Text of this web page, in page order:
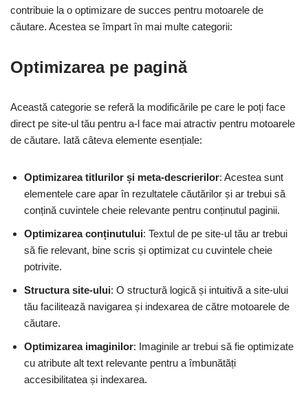
contribuie la o optimizare de succes pentru motoarele de
căutare. Acestea se împart în mai multe categorii:
Optimizarea pe pagină
Această categorie se referă la modificările pe care le poți face
direct pe site-ul tău pentru a-l face mai atractiv pentru motoarele
de căutare. Iată câteva elemente esențiale:
Optimizarea titlurilor și meta-descrierilor: Acestea sunt
elementele care apar în rezultatele căutărilor și ar trebui să
conțină cuvintele cheie relevante pentru conținutul paginii.
Optimizarea conținutului: Textul de pe site-ul tău ar trebui
să fie relevant, bine scris și optimizat cu cuvintele cheie
potrivite.
Structura site-ului: O structură logică și intuitivă a site-ului
tău facilitează navigarea și indexarea de către motoarele de
căutare.
Optimizarea imaginilor: Imaginile ar trebui să fie optimizate
cu atribute alt text relevante pentru a îmbunătăți
accesibilitatea și indexarea.